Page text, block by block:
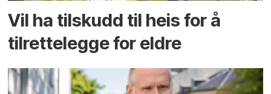
Vil ha tilskudd til heis for å
tilrettelegge for eldre